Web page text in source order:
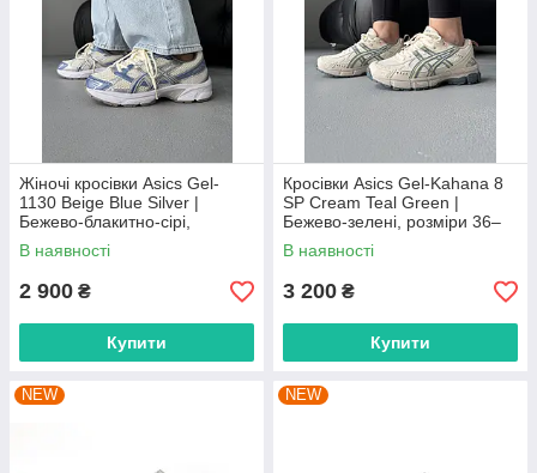
Жіночі кросівки Asics Gel-
1130 Beige Blue Silver |
Бежево-блакитно-сірі,
розміри 36–41
В наявності
2 900 ₴
Купити
Кросівки Asics Gel-Kahana 8
SP Cream Teal Green |
Бежево-зелені, розміри 36–
45 унісекс
В наявності
3 200 ₴
Купити
NEW NEW